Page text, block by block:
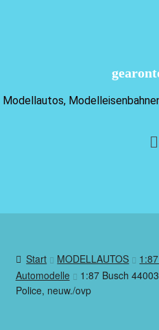
Modellautos,
Start MODELLAUTOS
Automodelle
1:87 Busch
Police, neuw./ovp